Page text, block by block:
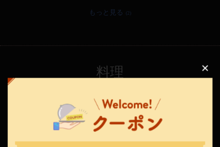
もっと見る (2)
料理
この店舗情報をシェアする
神奈川県伊勢原市桜台１-11-23
https://sakabar-isehara.owst.jp/